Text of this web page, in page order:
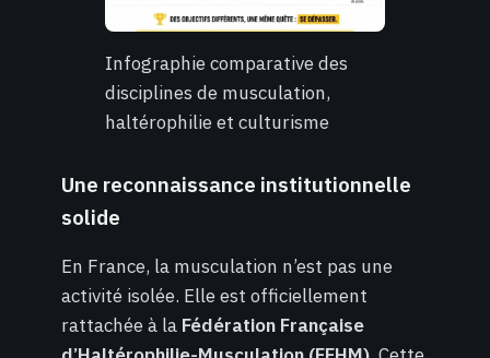
Infographie comparative des
disciplines de musculation,
haltérophilie et culturisme
Une reconnaissance institutionnelle
solide
En France, la musculation n’est pas une
activité isolée. Elle est officiellement
rattachée à la Fédération Française